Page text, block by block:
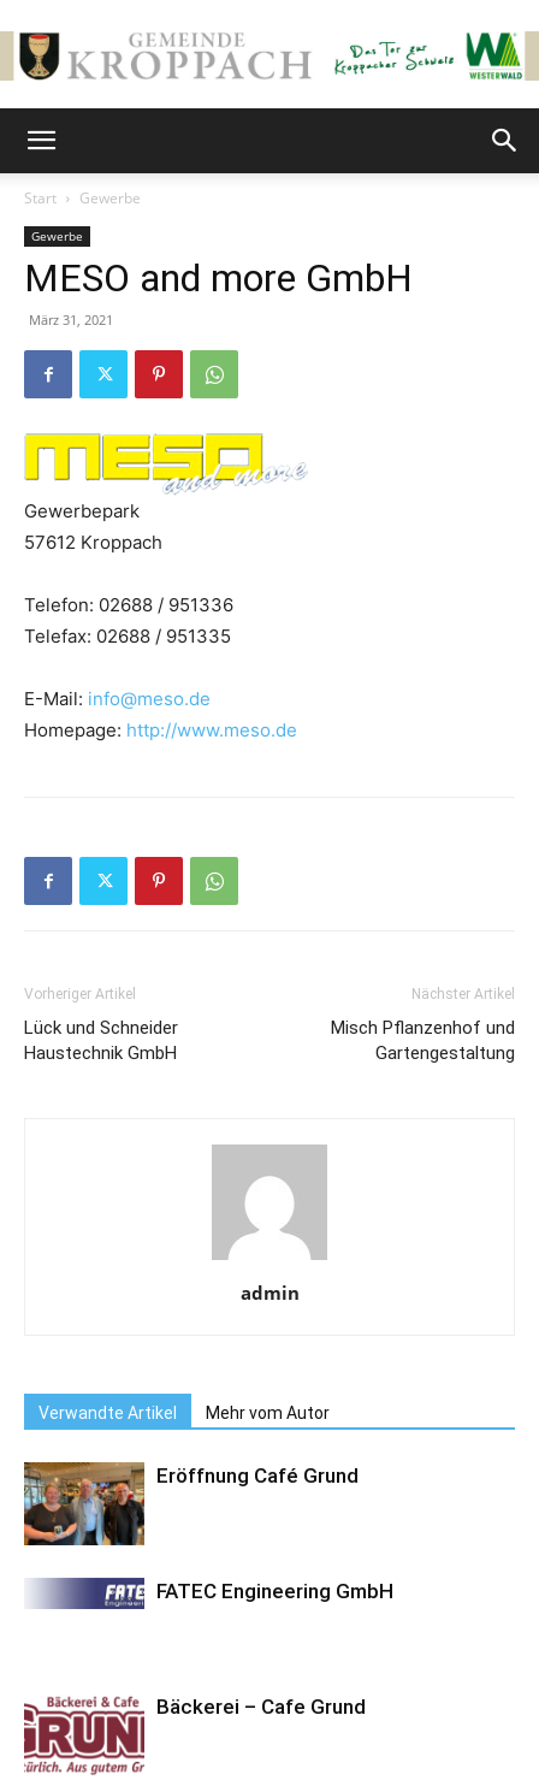
Start Gewerbe
Gewerbe
MESO and more GmbH
März 31, 2021
Gewerbepark
57612 Kroppach
Telefon: 02688 / 951336
Telefax: 02688 / 951335
E-Mail: info@meso.de
Homepage: http://www.meso.de
Vorheriger Artikel
Lück und Schneider
Haustechnik GmbH
Nächster Artikel
Misch Pflanzenhof und
Gartengestaltung
admin
Verwandte Artikel Mehr vom Autor
Eröffnung Café Grund
FATEC Engineering GmbH
Bäckerei – Cafe Grund